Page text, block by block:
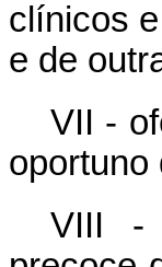
clínicos
e de
VII -
oportuno
VIII -